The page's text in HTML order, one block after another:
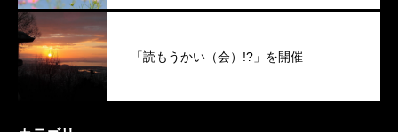
「読もうかい（会）!?」を開催